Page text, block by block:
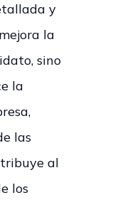
y
la
sino
la
las
al
los